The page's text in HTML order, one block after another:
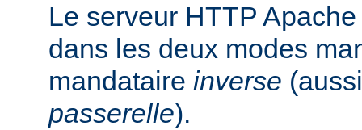
Le serveur HTTP
dans les deux modes
mandataire inverse
passerelle).